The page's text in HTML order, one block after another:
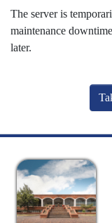
The server is
maintenance
later.